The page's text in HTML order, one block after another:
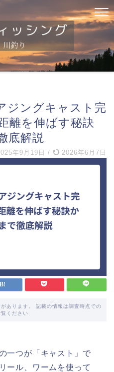
ジングキャスト完
離を伸ばす秘訣
底解説
年9月19日 / 2026年6月7日
あります。 記載の情報は調査時点での
ください
一つが「キャスト」で
ール、ワームを使って